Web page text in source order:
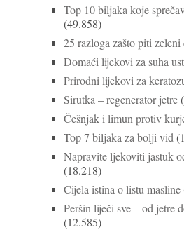
Top 10 biljaka koje
(49.858)
25 razloga zašto piti zeleni
Domaći lijekovi za suha
Prirodni lijekovi za
Sirutka – regenerator jetre
Češnjak i limun protiv
Top 7 biljaka za bolji vid
Napravite ljekoviti jastuk
(18.218)
Cijela istina o listu masline
Peršin liječi sve – od jetre
(12.585)